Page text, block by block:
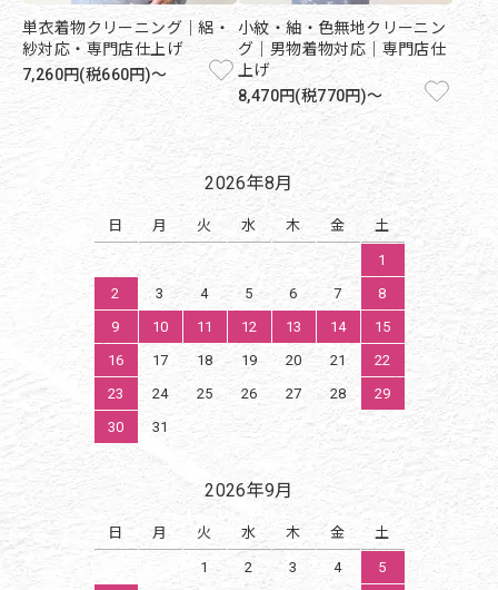
単衣着物クリーニング｜絽・
紗対応・専門店仕上げ
7,260円(税660円)～
小紋・紬・色無地クリーニン
グ｜男物着物対応｜専門店仕
上げ
8,470円(税770円)～
2026年8月
日 月 火 水 木 金 土
1
2
3 4 5 6 7
8
9
10 11 12 13 14
15
16
17 18 19 20 21
22
23
24 25 26 27 28
29
30
31
2026年9月
日 月 火 水 木 金 土
1 2 3 4
5